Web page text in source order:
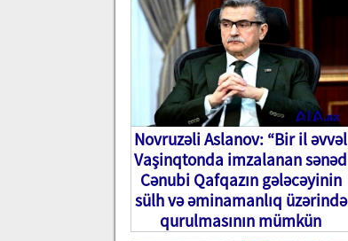
Novruzəli Aslanov: “Bir il əvvəl
Vaşinqtonda imzalanan sənəd
Cənubi Qafqazın gələcəyinin
sülh və əminamanlıq üzərində
qurulmasının mümkün